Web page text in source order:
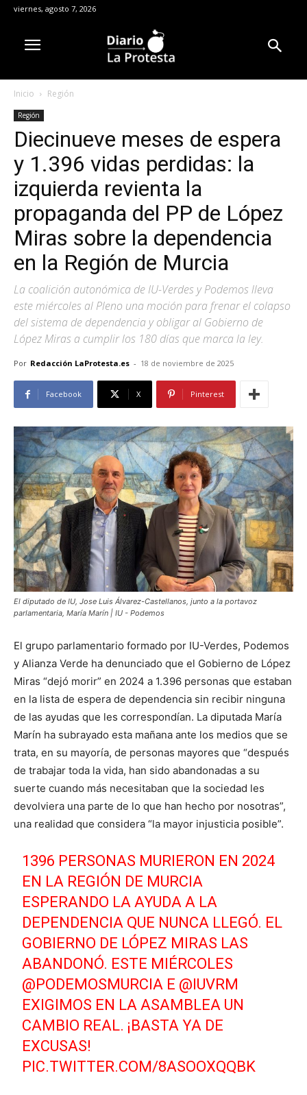
viernes, agosto 7, 2026
Inicio Región
Región
Diecinueve meses de espera
y 1.396 vidas perdidas: la
izquierda revienta la
propaganda del PP de López
Miras sobre la dependencia
en la Región de Murcia
La coalición autonómica de IU-Verdes y Podemos lleva
este miércoles al Pleno una moción para frenar el colapso
del sistema de dependencia y obligar al Gobierno de
López Miras a cumplir los 180 días que marca la ley.
Por Redacción LaProtesta.es - 18 de noviembre de 2025
Facebook X Pinterest
El diputado de IU, Jose Luis Álvarez-Castellanos, junto a la portavoz
parlamentaria, María Marín | IU - Podemos
El grupo parlamentario formado por IU-Verdes, Podemos
y Alianza Verde ha denunciado que el Gobierno de López
Miras “dejó morir” en 2024 a 1.396 personas que estaban
en la lista de espera de dependencia sin recibir ninguna
de las ayudas que les correspondían. La diputada María
Marín ha subrayado esta mañana ante los medios que se
trata, en su mayoría, de personas mayores que “después
de trabajar toda la vida, han sido abandonadas a su
suerte cuando más necesitaban que la sociedad les
devolviera una parte de lo que han hecho por nosotras”,
una realidad que considera “la mayor injusticia posible”.
1396 PERSONAS MURIERON EN 2024
EN LA REGIÓN DE MURCIA
ESPERANDO LA AYUDA A LA
DEPENDENCIA QUE NUNCA LLEGÓ. EL
GOBIERNO DE LÓPEZ MIRAS LAS
ABANDONÓ. ESTE MIÉRCOLES
@PODEMOSMURCIA E @IUVRM
EXIGIMOS EN LA ASAMBLEA UN
CAMBIO REAL. ¡BASTA YA DE
EXCUSAS!
PIC.TWITTER.COM/8ASOOXQQBK